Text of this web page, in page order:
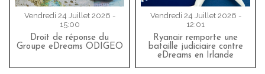
Vendredi 24 Juillet 2026 -
15:00
Droit de réponse du
Groupe eDreams ODIGEO
Vendredi 24 Juillet 2026 -
12:01
Ryanair remporte une
bataille judiciaire contre
eDreams en Irlande